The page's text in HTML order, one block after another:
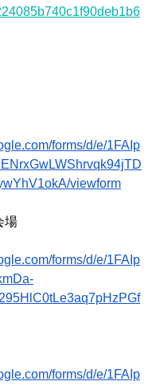
forms/d/e/1FAIp
viewform
場
forms/d/e/1FAIp
forms/d/e/1FAIp